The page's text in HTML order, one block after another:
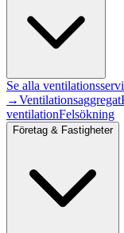
Se alla
→Ventilationsaggregat
ventilationFelsökning
Företag & Fastigheter